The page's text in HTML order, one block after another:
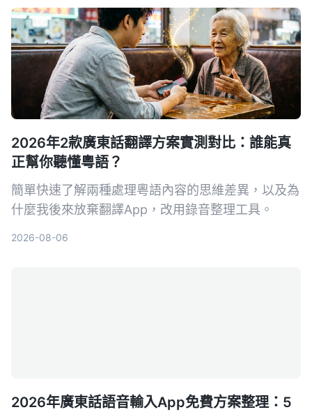
2026年2款廣東話翻譯方案實測對比：誰能真
正幫你聽懂粵語？
簡單快速了解兩種處理粵語內容的思維差異，以及為
什麼我後來放棄翻譯App，改用錄音整理工具。
2026-08-06
2026年廣東話語音輸入App免費方案整理：5